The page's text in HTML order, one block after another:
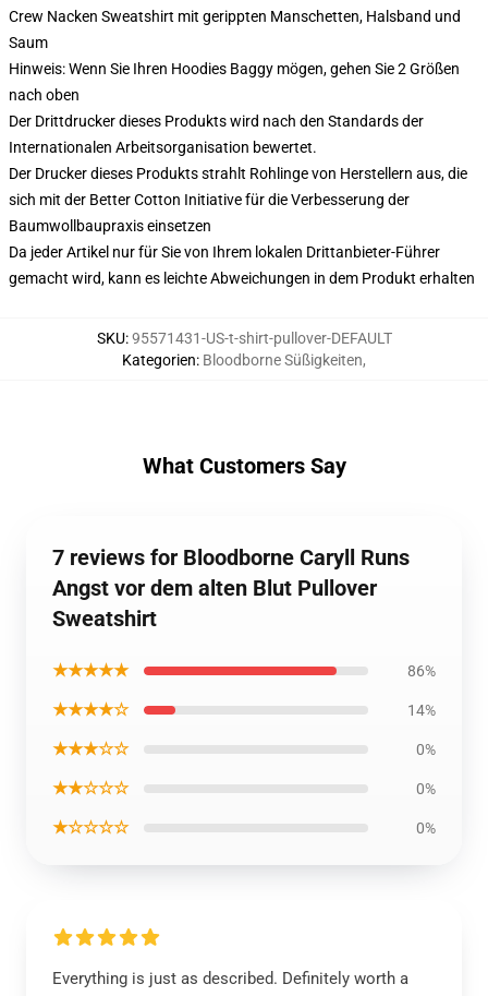
Crew Nacken Sweatshirt mit gerippten Manschetten, Halsband und
Saum
Hinweis: Wenn Sie Ihren Hoodies Baggy mögen, gehen Sie 2 Größen
nach oben
Der Drittdrucker dieses Produkts wird nach den Standards der
Internationalen Arbeitsorganisation bewertet.
Der Drucker dieses Produkts strahlt Rohlinge von Herstellern aus, die
sich mit der Better Cotton Initiative für die Verbesserung der
Baumwollbaupraxis einsetzen
Da jeder Artikel nur für Sie von Ihrem lokalen Drittanbieter-Führer
gemacht wird, kann es leichte Abweichungen in dem Produkt erhalten
SKU:95571431-US-t-shirt-pullover-DEFAULT
Kategorien: Bloodborne Süßigkeiten,
What Customers Say
7 reviews for Bloodborne Caryll Runs
Angst vor dem alten Blut Pullover
Sweatshirt
★★★★★ 86%
★★★★☆ 14%
★★★☆☆ 0%
★★☆☆☆ 0%
★☆☆☆☆ 0%
Everything is just as described. Definitely worth a